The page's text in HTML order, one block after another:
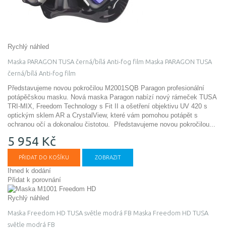
Rychlý náhled
Maska PARAGON TUSA černá/bílá Anti-fog film Maska PARAGON TUSA
černá/bílá Anti-fog film
Představujeme novou pokročilou M2001SQB Paragon profesionální
potápěčskou masku. Nová maska ​​Paragon nabízí nový rámeček TUSA
TRI-MIX, Freedom Technology s Fit II a ošetření objektivu UV 420 s
optickým sklem AR a CrystalView, které vám pomohou potápět s
ochranou očí a dokonalou čistotou.
Představujeme novou pokročilou...
5 954 Kč
PŘIDAT DO KOŠÍKU ZOBRAZIT
Ihned k dodání
Přidat k porovnání
Rychlý náhled
Maska Freedom HD TUSA světle modrá FB Maska Freedom HD TUSA
světle modrá FB